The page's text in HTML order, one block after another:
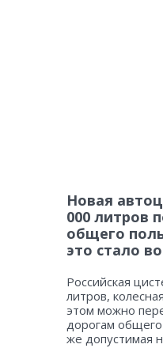
Новая
000 литров
общего
это стало
Российская
литров,
этом можно
дорогам общего
же допустимая